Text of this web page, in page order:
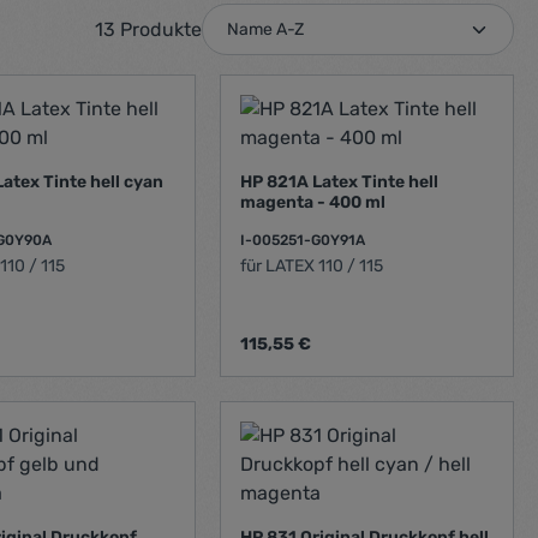
13 Produkte
um die Anzahl zu erhöhen oder zu
die Schaltflächen um die
Wert ein oder benutze die
Tinte hell cyan
/ 115
Anzahl: Gib den gewünschten
HP 821A Latex Tinte hell
magenta - 400 ml
I-005251-G0Y91A
für LATEX 110 / 115
Regulärer Preis:
115,55 €